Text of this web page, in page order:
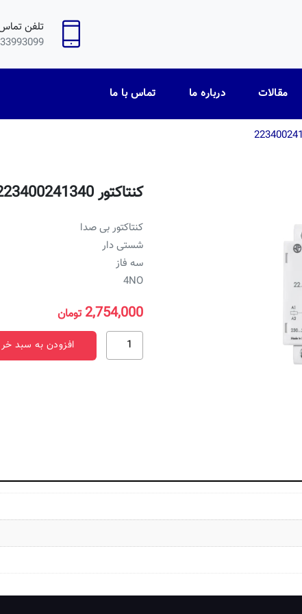
تلفن
مقالات درباره ما تماس با ما
كنتاكتور 223400241340
كنتاكتور بی صدا
شستی دار
سه فاز
4NO
2,754,000 تومان
كنتاكتور
223400241340
افزودن به سبد